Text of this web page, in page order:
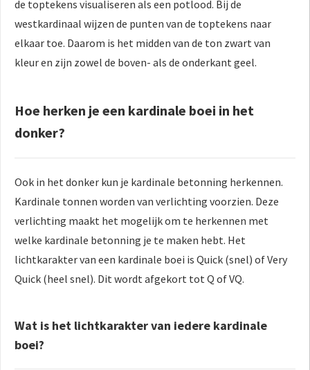
de toptekens visualiseren als een potlood. Bij de
westkardinaal wijzen de punten van de toptekens naar
elkaar toe. Daarom is het midden van de ton zwart van
kleur en zijn zowel de boven- als de onderkant geel.
Hoe herken je een kardinale boei in het
donker?
Ook in het donker kun je kardinale betonning herkennen.
Kardinale tonnen worden van verlichting voorzien. Deze
verlichting maakt het mogelijk om te herkennen met
welke kardinale betonning je te maken hebt. Het
lichtkarakter van een kardinale boei is Quick (snel) of Very
Quick (heel snel). Dit wordt afgekort tot Q of VQ.
Wat is het lichtkarakter van iedere kardinale
boei?